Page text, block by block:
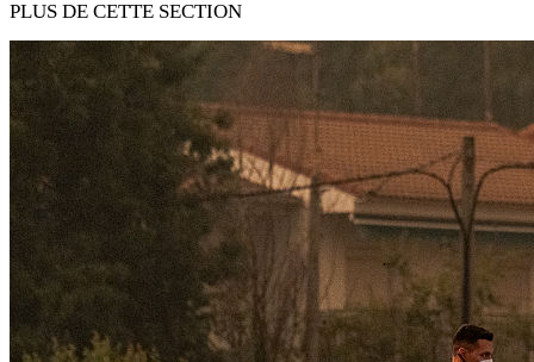
PLUS DE CETTE SECTION